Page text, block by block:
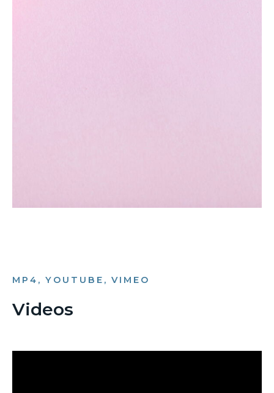
MP4, YOUTUBE, VIMEO
Videos